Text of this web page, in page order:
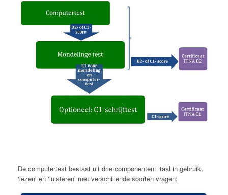
De computertest bestaat uit drie componenten: ‘taal in gebruik,
‘lezen’ en ‘luisteren’ met verschillende soorten vragen: